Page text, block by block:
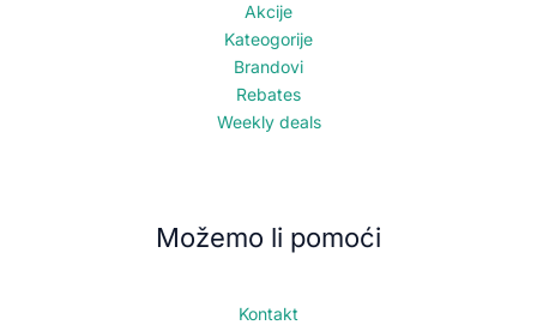
Akcije
Kateogorije
Brandovi
Rebates
Weekly deals
Možemo li pomoći
Kontakt